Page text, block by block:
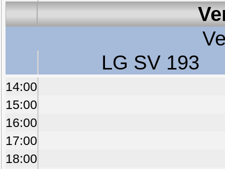
LG SV 193
14:00
15:00
16:00
17:00
18:00